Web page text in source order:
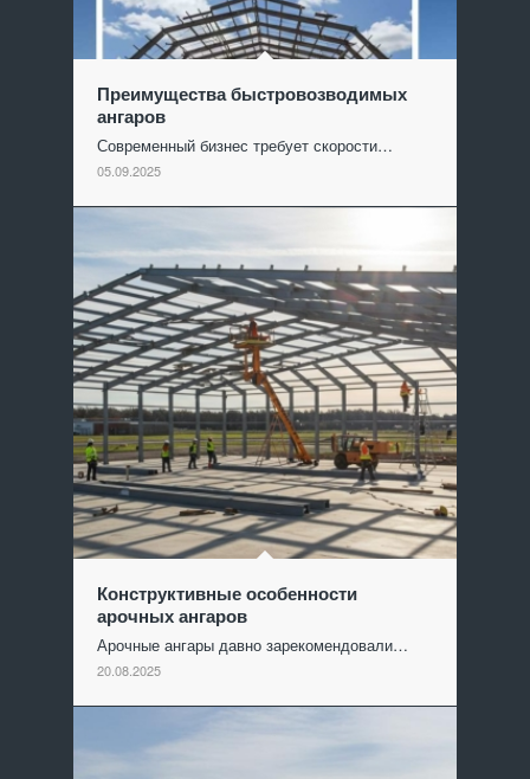
Преимущества быстровозводимых
ангаров
Современный бизнес требует скорости…
05.09.2025
Конструктивные особенности
арочных ангаров
Арочные ангары давно зарекомендовали…
20.08.2025